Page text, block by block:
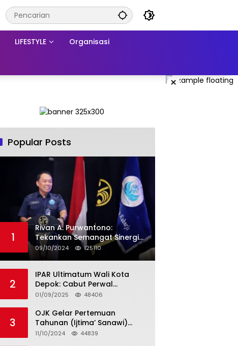
LIFESTYLE Organisasi
×
Popular Posts
1
Rivan A. Purwantono:
Tekankan Semangat Sinergi
dan Kolaborasi dalam
Rakernas Serikat Pekerja Jasa
09/10/2024 125110
2
IPAR Ultimatum Wali Kota
Depok: Cabut Perwal
Tunjangan DPRD Rp40 Juta
Aksi Rakyat
01/09/2025 48406
3
OJK Gelar Pertemuan
Tahunan (Ijtima’ Sanawi)
Dewan Pengawas Syariah
11/10/2024 44839